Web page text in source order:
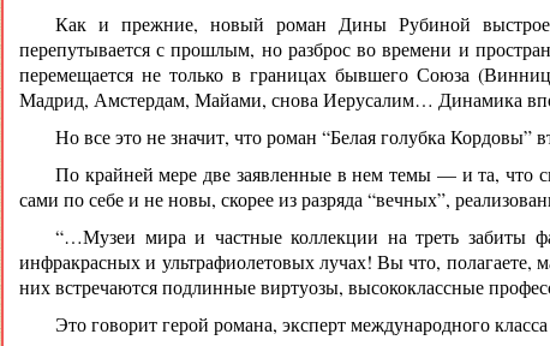
Как и прежние, новый роман Дины Рубиной
перепутывается с прошлым, но разброс во времени и
перемещается не только в границах бывшего Союза
Мадрид, Амстердам, Майами, снова Иерусалим… Динамика
Но все это не значит, что роман “Белая голубка Кордовы”
По крайней мере две заявленные в нем темы — и та, что
сами по себе и не новы, скорее из разряда “вечных”,
“…Музеи мира и частные коллекции на треть забиты
инфракрасных и ультрафиолетовых лучах! Вы что, полагаете,
них встречаются подлинные виртуозы, высококлассные
Это говорит герой романа, эксперт международного